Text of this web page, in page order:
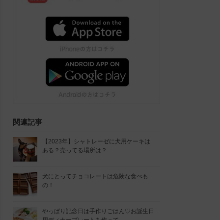
関連記事
【2023年】シャトレーゼに犬用ケーキは
ある？売ってる場所は？
犬にとってチョコレートは危険な食べも
の！
やっぱり記念日は手作りごはん♡お誕生日